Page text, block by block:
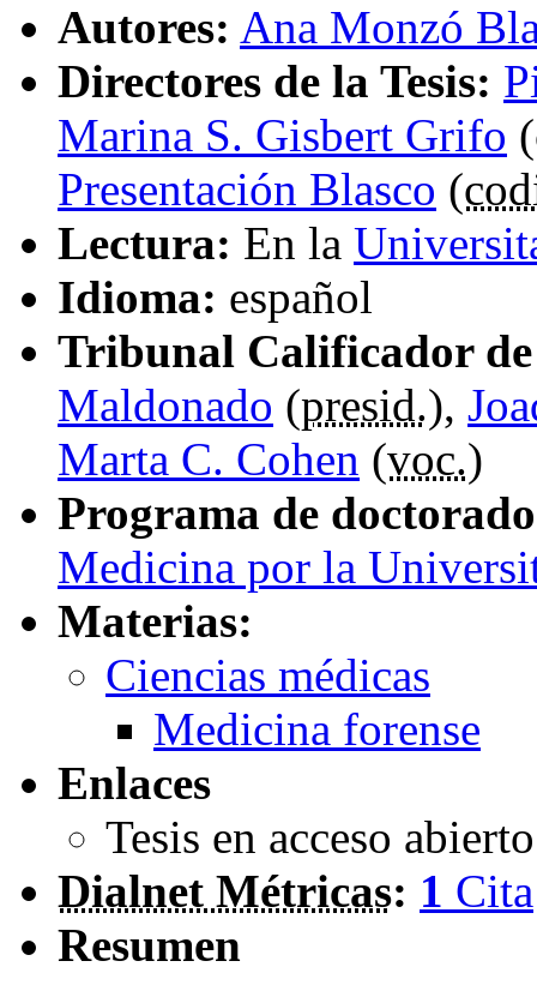
Autores: Ana Monzó
Directores de la Tesis:
Marina S. Gisbert Grifo (
Presentación Blasco (
Lectura: En la
Idioma: español
Tribunal Calificador de
Maldonado (presid.),
Marta C. Cohen (voc.)
Programa de
Medicina por la
Materias:
Ciencias médicas
Medicina forense
Enlaces
Tesis en acceso
Dialnet Métricas: 1 Cita
Resumen